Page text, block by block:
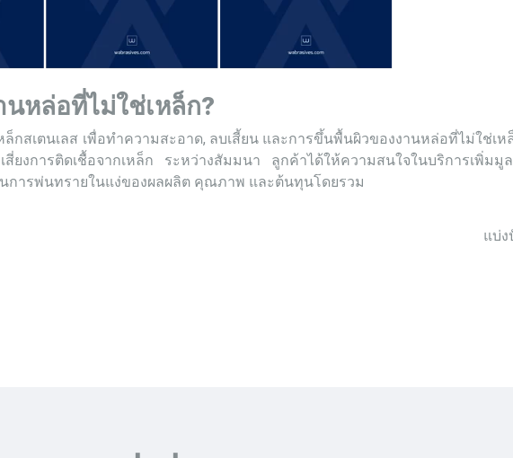
หล่อที่ไม่ใช่เหล็ก?
กสเตนเลส เพื่อทำความสะอาด, ลบเสี้ยน และการขึ้นพื้นผิวของงานหล่อที่ไม่ใช่เห
สี่ยงการติดเชื้อจากเหล็ก ระหว่างสัมมนา ลูกค้าได้ให้ความสนใจในบริการเพิ่ม
การพ่นทรายในแง่ของผลผลิต คุณภาพ และต้นทุนโดยรวม
แบ่